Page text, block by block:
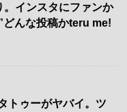
インスタにファンか
どんな投稿かteru me!
ゥーがヤバイ。ツ